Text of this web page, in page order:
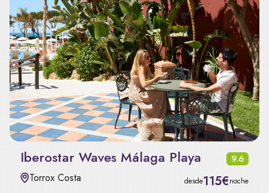
Iberostar Waves Málaga Playa 9.6
Torrox Costa desde115€noche